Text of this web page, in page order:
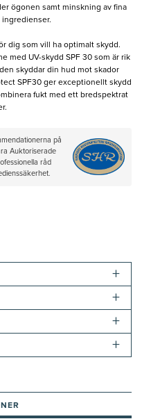
ögonen samt minskning av fina
ingredienser.
dig som vill ha optimalt skydd.
med UV-skydd SPF 30 som är rik
skyddar din hud mot skador
SPF30 ger exceptionellt skydd
fukt med ett bredspektrat
på
Auktoriserade
råd
+
+
+
+